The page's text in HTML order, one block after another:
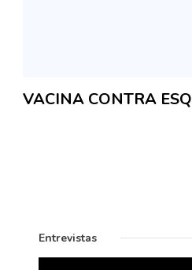
VACINA CONTRA
Entrevistas